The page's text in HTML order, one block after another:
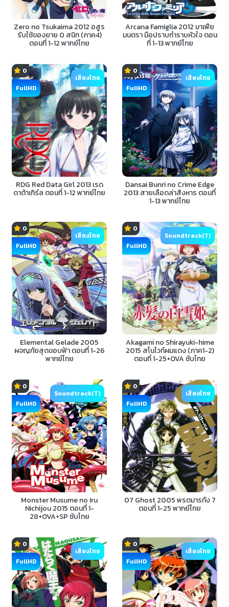
Zero no Tsukaima 2012 อสูร
รับใช้ของยาย 0 สนิท (ภาค4)
ตอนที่ 1-12 พากย์ไทย
Arcana Famiglia 2012 มาเฟีย
มนตรา มือปราบกำราบหัวใจ ตอน
ที่ 1-13 พากย์ไทย
0
FullHD
เสียงไทย
RDG Red Data Girl 2013 เรด
ดาต้าเกิร์ล ตอนที่ 1-12 พากย์ไทย
0
FullHD
เสียงไทย
Dansai Bunri no Crime Edge
2013 สายเลือดล่าสังหาร ตอนที่
1-13 พากย์ไทย
0
FullHD
เสียงไทย
Elemental Gelade 2005
ผจญภัยสุดขอบฟ้า ตอนที่ 1-26
พากย์ไทย
0
FullHD
Soundtrack(T)
Akagami no Shirayuki-hime
2015 สโนไวท์ผมแดง (ภาค1-2)
ตอนที่ 1-25+OVA ซับไทย
0
FullHD
Soundtrack(T)
Monster Musume no Iru
Nichijou 2015 ตอนที่ 1-
28+OVA+SP ซับไทย
0
FullHD
เสียงไทย
07 Ghost 2005 พรตมารทั้ง 7
ตอนที่ 1-25 พากย์ไทย
0
FullHD
เสียงไทย
0
FullHD
เสียงไทย